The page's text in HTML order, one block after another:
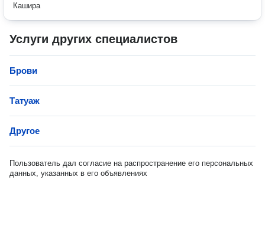
Кашира
Услуги других специалистов
Брови
Татуаж
Другое
Пользователь дал согласие на распространение его персональных
данных, указанных в его объявлениях